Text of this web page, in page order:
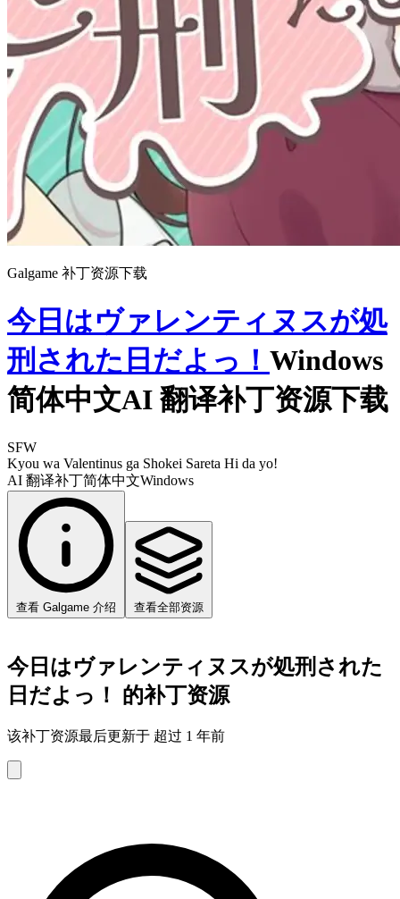
Galgame 补丁资源下载
今日はヴァレンティヌスが処
刑された日だよっ！ Windows
简体中文AI 翻译补丁资源下载
SFW
Kyou wa Valentinus ga Shokei Sareta Hi da yo!
AI 翻译补丁简体中文Windows
查看 Galgame 介绍 查看全部资源
今日はヴァレンティヌスが処刑された
日だよっ！ 的补丁资源
该补丁资源最后更新于 超过 1 年前